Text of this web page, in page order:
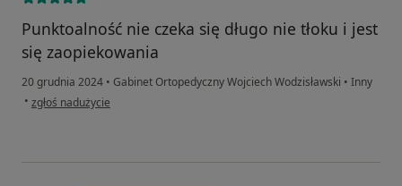
Punktoalność nie czeka się długo nie tłoku i jest
się zaopiekowania
20 grudnia 2024 • Gabinet Ortopedyczny Wojciech Wodzisławski • Inny
• w opinii użytkownika Elżbieta Perdek
zgłoś nadużycie